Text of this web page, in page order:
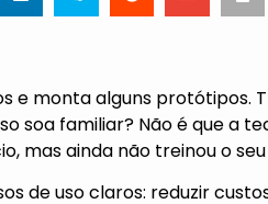
e monta alguns protótipos.
soa familiar? Não é que a
mas ainda não treinou o
de uso claros: reduzir